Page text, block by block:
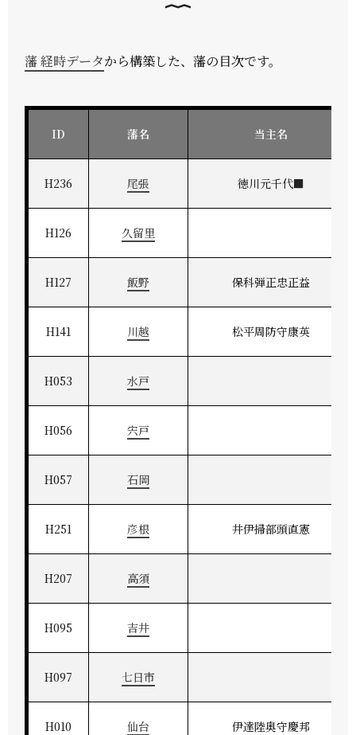
藩 経時データから構築した、藩の目次です。
ID 藩名 当主名
H236 尾張 徳川元千代■
H126 久留里
H127 飯野 保科弾正忠正益
H141 川越 松平周防守康英
H053 水戸
H056 宍戸
H057 石岡
H251 彦根 井伊掃部頭直憲
H207 高須
H095 吉井
H097 七日市
H010 仙台 伊達陸奥守慶邦